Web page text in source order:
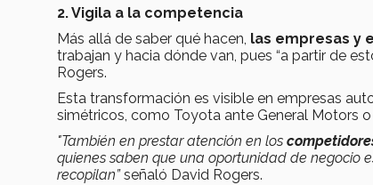
2. Vigila a la competencia
Más allá de saber qué hacen, las empresas y
trabajan y hacia dónde van, pues “a partir de
Rogers.
Esta transformación es visible en empresas
simétricos, como Toyota ante General Motors o
"También en prestar atención en los
quienes saben que una oportunidad de negocio
recopilan”señaló David Rogers.